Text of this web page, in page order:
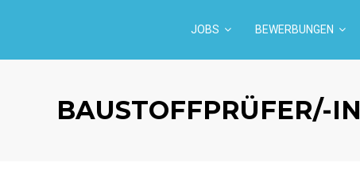
JOBS BEWERBUNGEN
BAUSTOFFPRÜFER/-IN